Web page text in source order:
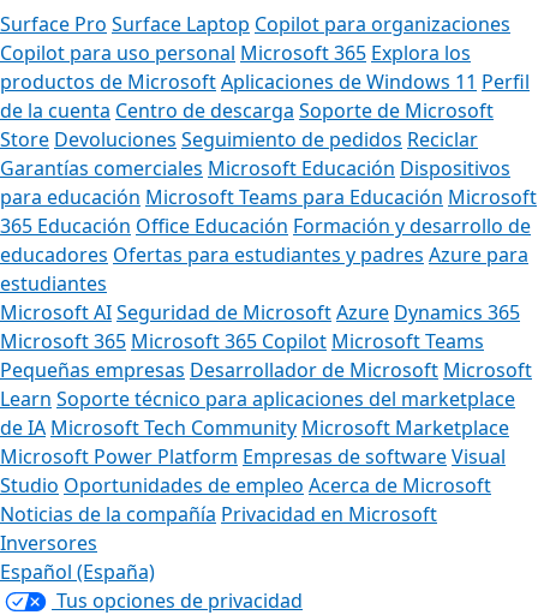
Surface Pro Surface Laptop Copilot para organizaciones
Copilot para uso personal Microsoft 365 Explora los
productos de MicrosoftAplicaciones de Windows 11 Perfil
de la cuenta Centro de descarga Soporte de Microsoft
Store Devoluciones Seguimiento de pedidos Reciclar
Garantías comerciales Microsoft Educación Dispositivos
para educación Microsoft Teams para Educación Microsoft
365 Educación Office Educación Formación y desarrollo de
educadores Ofertas para estudiantes y padres Azure para
estudiantes
Microsoft AISeguridad de MicrosoftAzure Dynamics 365
Microsoft 365 Microsoft 365 Copilot Microsoft Teams
Pequeñas empresas Desarrollador de Microsoft Microsoft
Learn Soporte técnico para aplicaciones del marketplace
de IA Microsoft Tech Community Microsoft Marketplace
Microsoft Power Platform Empresas de softwareVisual
Studio Oportunidades de empleo Acerca de Microsoft
Noticias de la compañía Privacidad en Microsoft
Inversores
Español (España)
Tus opciones de privacidad